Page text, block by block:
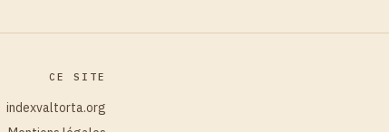
CE SITE
indexvaltorta.org